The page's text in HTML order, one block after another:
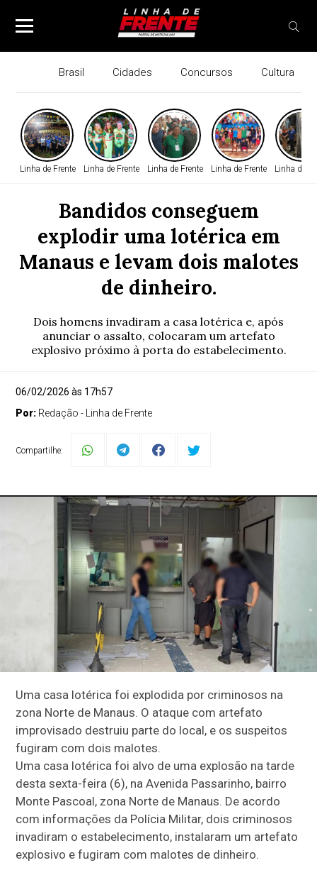
Brasil Cidades Concursos Cultura
Linha de Frente Linha de Frente Linha de Frente Linha de Frente Linha de
Bandidos conseguem
explodir uma lotérica em
Manaus e levam dois malotes
de dinheiro.
Dois homens invadiram a casa lotérica e, após
anunciar o assalto, colocaram um artefato
explosivo próximo à porta do estabelecimento.
06/02/2026 às 17h57
Por: Redação - Linha de Frente
Compartilhe:
Uma casa lotérica foi explodida por criminosos na
zona Norte de Manaus. O ataque com artefato
improvisado destruiu parte do local, e os suspeitos
fugiram com dois malotes.
Uma casa lotérica foi alvo de uma explosão na tarde
desta sexta-feira (6), na Avenida Passarinho, bairro
Monte Pascoal, zona Norte de Manaus. De acordo
com informações da Polícia Militar, dois criminosos
invadiram o estabelecimento, instalaram um artefato
explosivo e fugiram com malotes de dinheiro.